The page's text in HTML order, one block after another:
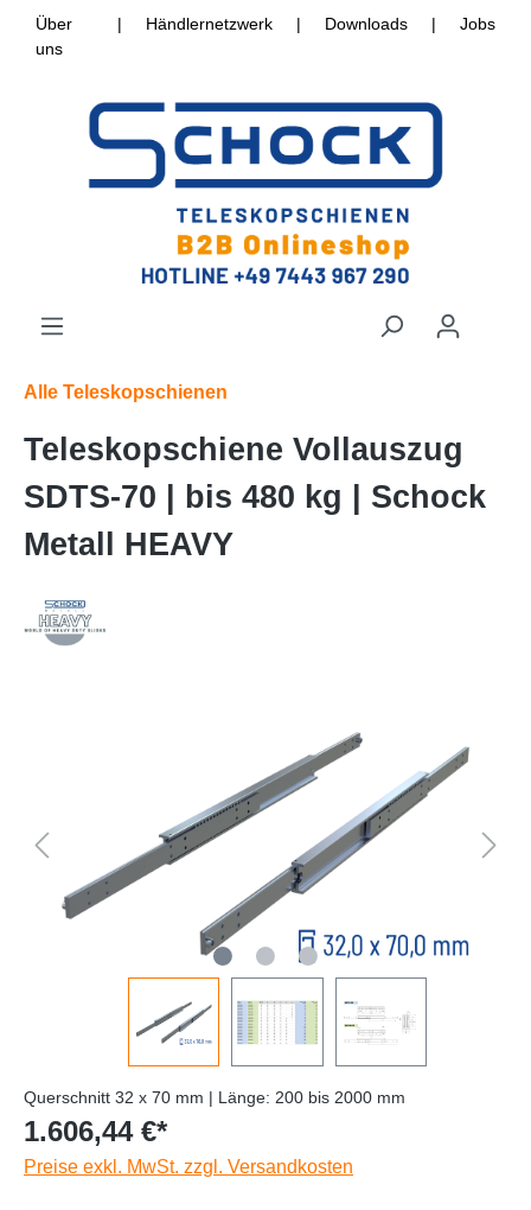
Über
uns
| Händlernetzwerk | Downloads | Jobs
Alle Teleskopschienen
Teleskopschiene Vollauszug
SDTS-70 | bis 480 kg | Schock
Metall HEAVY
Querschnitt 32 x 70 mm | Länge: 200 bis 2000 mm
1.606,44 €*
Preise exkl. MwSt. zzgl. Versandkosten